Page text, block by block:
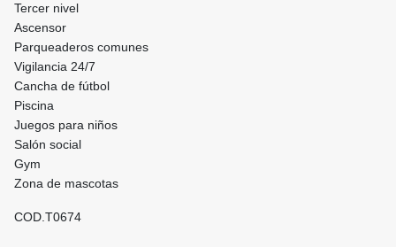
Tercer nivel
Ascensor
Parqueaderos comunes
Vigilancia 24/7
Cancha de fútbol
Piscina
Juegos para niños
Salón social
Gym
Zona de mascotas
COD.T0674